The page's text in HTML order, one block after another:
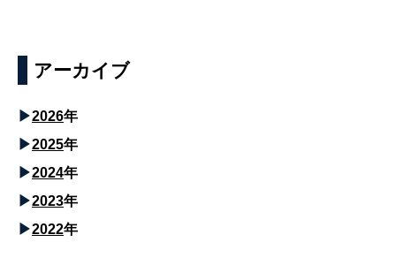
アーカイブ
2026年
2025年
2024年
2023年
2022年